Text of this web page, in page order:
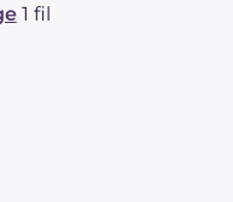
1 fil